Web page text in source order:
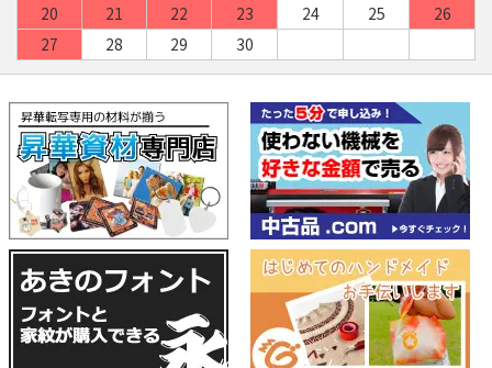
20
21 22 23 24 25
26
27
28 29 30